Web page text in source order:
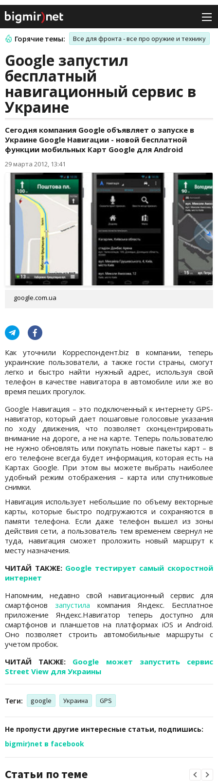
Горячие темы: Все для фронта - все про оружие и технику
Google запустил
бесплатный
навигационный сервис в
Украине
Cегодня компания Google объявляет о запуске в
Украине Google Навигации - новой бесплатной
функции мобильных Карт Google для Android
29 марта 2012, 13:41
google.com.ua
Как уточнили Корреспондент.biz в компании, теперь
украинские пользователи, а также гости страны, смогут
легко и быстро найти нужный адрес, используя свой
телефон в качестве навигатора в автомобиле или же во
время пеших прогулок.
Google Навигация – это подключенный к интернету GPS-
навигатор, который дает пошаговые голосовые указания
по ходу движения, что позволяет сконцентрировать
внимание на дороге, а не на карте. Теперь пользователю
не нужно обновлять или покупать новые пакеты карт – в
его телефоне всегда будет информация, которая есть на
Картах Google. При этом вы можете выбрать наиболее
удобный режим отображения – карта или спутниковые
снимки.
Навигация использует небольшие по объему векторные
карты, которые быстро подгружаются и сохраняются в
памяти телефона. Если даже телефон вышел из зоны
действия сети, а пользователь тем временем свернул не
туда, навигация сможет проложить новый маршрут к
месту назначения.
ЧИТАЙ ТАКЖЕ: Google тестирует самый скоростной
интернет
Напомним, недавно свой навигационный сервис для
смартфонов запустила компания Яндекс. Бесплатное
приложение Яндекс.Навигатор теперь доступно для
смартфонов и планшетов на платформах iOS и Android.
Оно позволяет строить автомобильные маршруты с
учетом пробок.
ЧИТАЙ ТАКЖЕ: Google может запустить сервис
Street View для Украины
Теги: google Украина GPS
Не пропусти другие интересные статьи, подпишись:
bigmir)net в facebook
Статьи по теме